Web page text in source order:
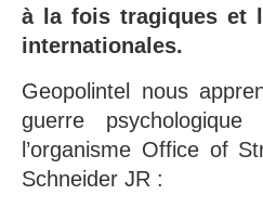
à la fois tragiques et
internationales.
Geopolintel nous
guerre
l’organisme Office of
Schneider JR :